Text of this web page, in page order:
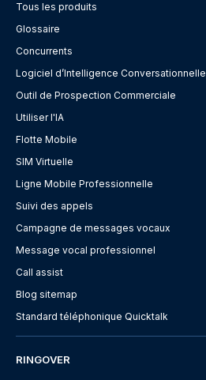
Tous les produits
Glossaire
Concurrents
Logiciel d’Intelligence Conversationnelle
Outil de Prospection Commerciale
Utiliser l'IA
Flotte Mobile
SIM Virtuelle
Ligne Mobile Professionnelle
Suivi des appels
Campagne de messages vocaux
Message vocal professionnel
Call assist
Blog sitemap
Standard téléphonique Quicktalk
RINGOVER